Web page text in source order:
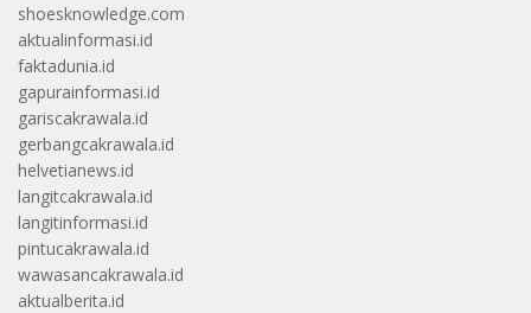
shoesknowledge.com
aktualinformasi.id
faktadunia.id
gapurainformasi.id
gariscakrawala.id
gerbangcakrawala.id
helvetianews.id
langitcakrawala.id
langitinformasi.id
pintucakrawala.id
wawasancakrawala.id
aktualberita.id